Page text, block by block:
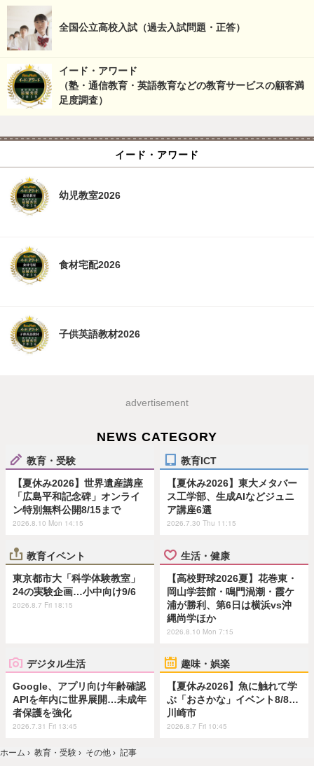
全国公立高校入試（過去入試問題・正答）
イード・アワード
（塾・通信教育・英語教育などの教育サービスの顧客満
足度調査）
イード・アワード
幼児教室2026
食材宅配2026
子供英語教材2026
advertisement
NEWS CATEGORY
教育・受験
【夏休み2026】世界遺産講座
「広島平和記念碑」オンライ
ン特別無料公開8/15まで
2026.8.10 Mon 14:15
教育ICT
【夏休み2026】東大メタバー
ス工学部、生成AIなどジュニ
ア講座6選
2026.7.30 Thu 11:15
教育イベント
東京都市大「科学体験教室」
24の実験企画…小中向け9/6
2026.8.7 Fri 18:15
生活・健康
【高校野球2026夏】花巻東・
岡山学芸館・鳴門渦潮・霞ケ
浦が勝利、第6日は横浜vs沖
縄尚学ほか
2026.8.10 Mon 7:15
デジタル生活
Google、アプリ向け年齢確認
APIを年内に世界展開…未成年
者保護を強化
2026.7.31 Fri 13:45
趣味・娯楽
【夏休み2026】魚に触れて学
ぶ「おさかな」イベント8/8…
川崎市
2026.8.7 Fri 10:45
ホーム › 教育・受験 › その他 › 記事